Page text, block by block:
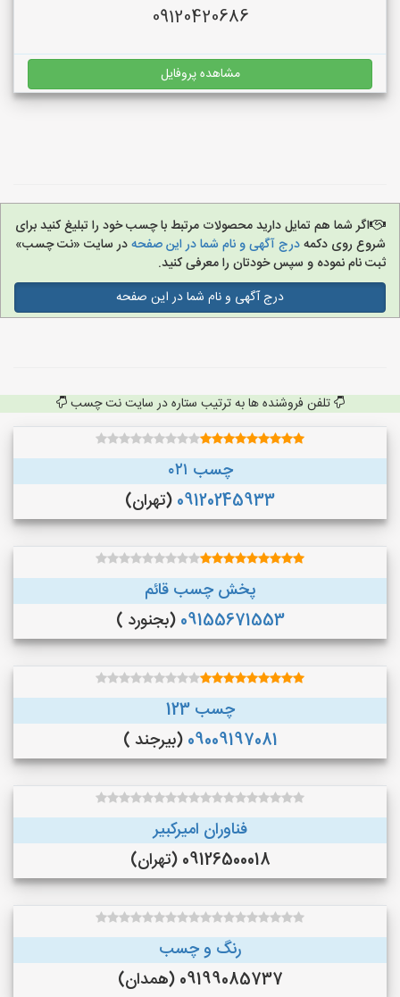
09120420686
مشاهده پروفایل
اگر شما هم تمایل دارید محصولات مرتبط با چسب خود را تبلیغ کنید برای
شروع روی دکمهدرج آگهی و نام شما در این صفحهدر سایت «نت چسب»
ثبت نام نموده و سپس خودتان را معرفی کنید.
درج آگهی و نام شما در این صفحه
تلفن فروشنده ها به ترتیب ستاره در سایت نت چسب
چسب ۰۲۱
09120245933 (تهران)
پخش چسب قائم
09155671553 (بجنورد )
چسب 123
09009197081 (بیرجند )
فناوران امیرکبیر
09126500018 (تهران)
رنگ و چسب
09199085737 (همدان)